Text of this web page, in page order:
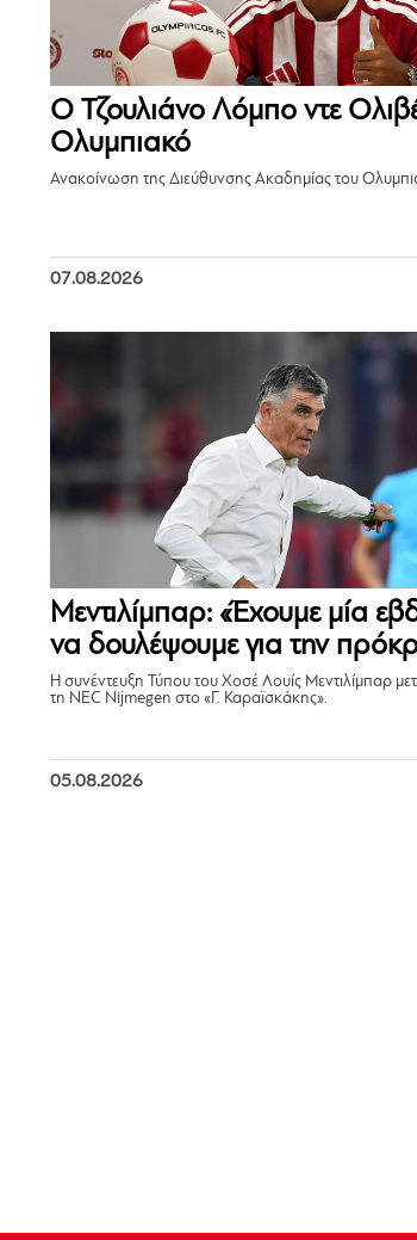
Ο Τζουλιάνο Λόμπο ντε
Ολυμπιακό
Ανακοίνωση της Διεύθυνσης Ακαδημίας του
07.08.2026
Μεντιλίμπαρ: «Έχουμε μία
να δουλέψουμε για την
Η συνέντευξη Τύπου του Χοσέ Λουίς Μεντιλίμπαρ
τη NEC Nijmegen στο «Γ. Καραϊσκάκης».
05.08.2026